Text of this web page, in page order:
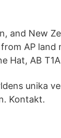
and New
AP land
Hat, AB
unika
Kontakt.